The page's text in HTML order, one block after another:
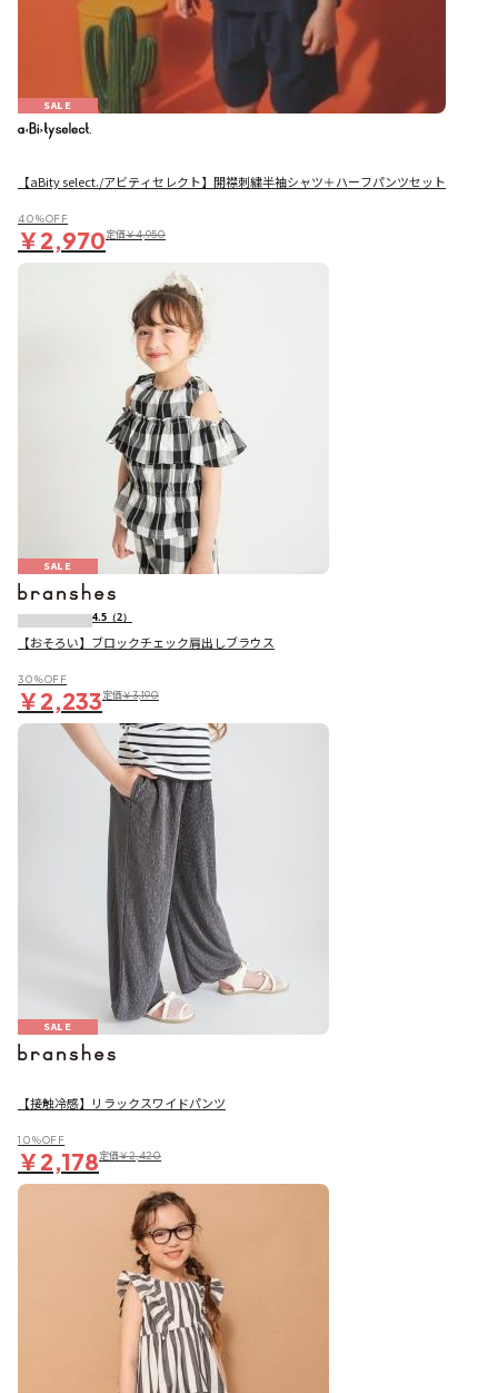
SALE
【aBity select./アビティセレクト】開襟刺繍半袖シャツ＋ハーフパンツセット
40％OFF
￥2,970定価￥4,950
SALE
4.5 （2）
【おそろい】ブロックチェック肩出しブラウス
30％OFF
￥2,233定価￥3,190
SALE
【接触冷感】リラックスワイドパンツ
10％OFF
￥2,178定価￥2,420